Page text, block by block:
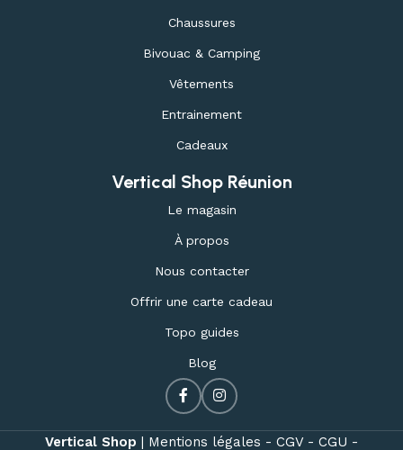
Chaussures
Bivouac & Camping
Vêtements
Entrainement
Cadeaux
Vertical Shop Réunion
Le magasin
À propos
Nous contacter
Offrir une carte cadeau
Topo guides
Blog
Vertical Shop | Mentions légales - CGV - CGU -